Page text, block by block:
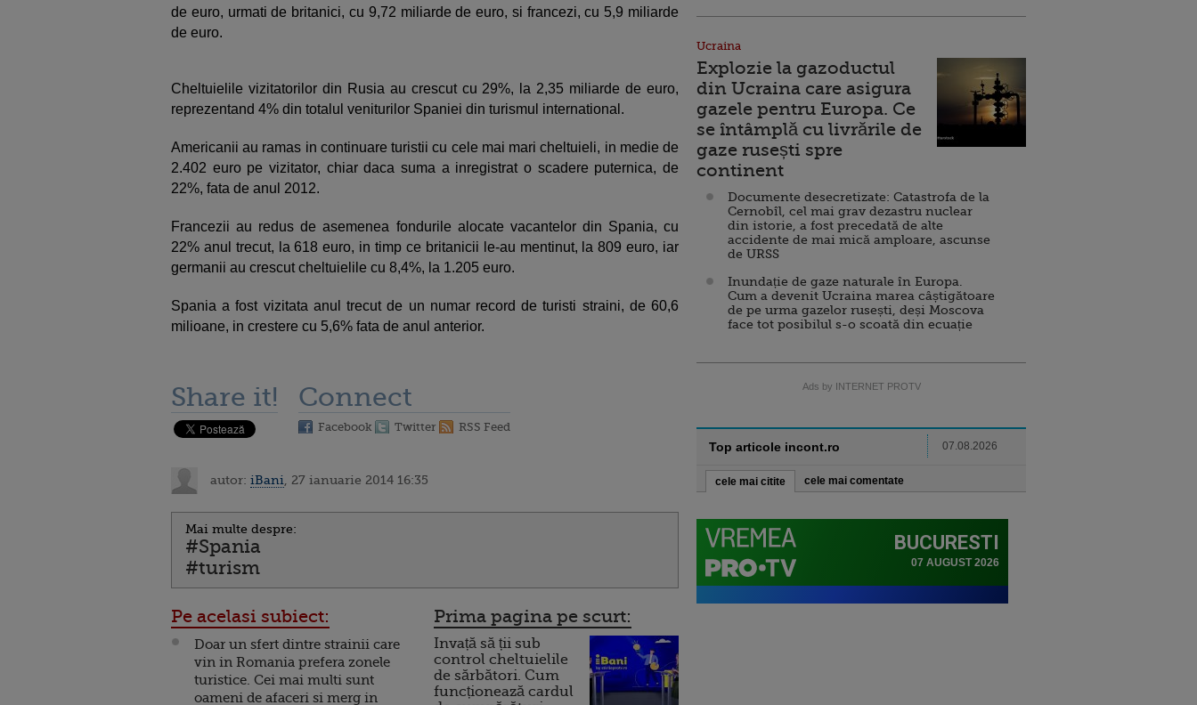
de euro, urmati de britanici, cu 9,72 miliarde de euro, si francezi, cu 5,9 miliarde
de euro.
Cheltuielile vizitatorilor din Rusia au crescut cu 29%, la 2,35 miliarde de euro,
reprezentand 4% din totalul veniturilor Spaniei din turismul international.
Americanii au ramas in continuare turistii cu cele mai mari cheltuieli, in medie de
2.402 euro pe vizitator, chiar daca suma a inregistrat o scadere puternica, de
22%, fata de anul 2012.
Francezii au redus de asemenea fondurile alocate vacantelor din Spania, cu
22% anul trecut, la 618 euro, in timp ce britanicii le-au mentinut, la 809 euro, iar
germanii au crescut cheltuielile cu 8,4%, la 1.205 euro.
Spania a fost vizitata anul trecut de un numar record de turisti straini, de 60,6
milioane, in crestere cu 5,6% fata de anul anterior.
Share it! Connect
Facebook Twitter RSS Feed
autor: iBani , 27 ianuarie 2014 16:35
Mai multe despre:
#Spania
#turism
Pe acelasi subiect:
Doar un sfert dintre strainii care
vin in Romania prefera zonele
turistice. Cei mai multi sunt
oameni de afaceri si merg in
Prima pagina pe scurt:
Invață să ții sub
control cheltuielile
de sărbători. Cum
funcționează cardul
Ucraina
Explozie la gazoductul
din Ucraina care asigura
gazele pentru Europa. Ce
se întâmplă cu livrările de
gaze rusești spre
continent
Documente desecretizate: Catastrofa de la
Cernobîl, cel mai grav dezastru nuclear
din istorie, a fost precedată de alte
accidente de mai mică amploare, ascunse
de URSS
Inundație de gaze naturale în Europa.
Cum a devenit Ucraina marea câștigătoare
de pe urma gazelor rusești, deși Moscova
face tot posibilul s-o scoată din ecuație
Ads by INTERNET PROTV
Top articole incont.ro 07.08.2026
cele mai citite cele mai comentate